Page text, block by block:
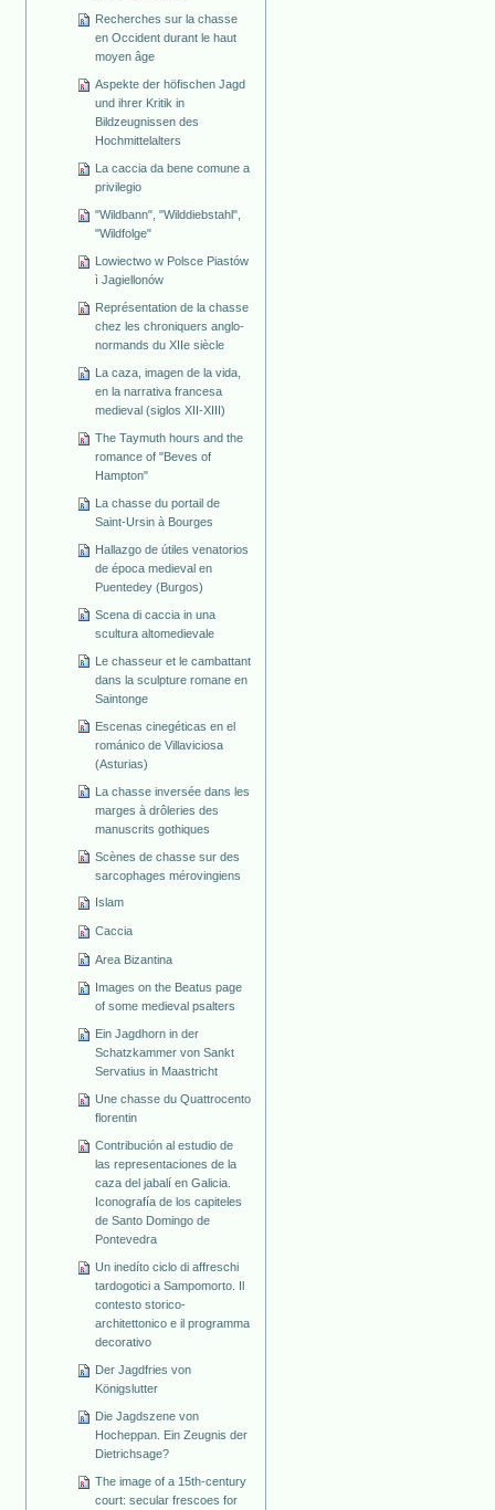
Recherches sur la chasse
en Occident durant le haut
moyen âge
Aspekte der höfischen Jagd
und ihrer Kritik in
Bildzeugnissen des
Hochmittelalters
La caccia da bene comune a
privilegio
"Wildbann", "Wilddiebstahl",
"Wildfolge"
Lowiectwo w Polsce Piastów
ì Jagiellonów
Représentation de la chasse
chez les chroniquers anglo-
normands du XIIe siècle
La caza, imagen de la vida,
en la narrativa francesa
medieval (siglos XII-XIII)
The Taymuth hours and the
romance of "Beves of
Hampton"
La chasse du portail de
Saint-Ursin à Bourges
Hallazgo de útiles venatorios
de época medieval en
Puentedey (Burgos)
Scena di caccia in una
scultura altomedievale
Le chasseur et le cambattant
dans la sculpture romane en
Saintonge
Escenas cinegéticas en el
románico de Villaviciosa
(Asturias)
La chasse inversée dans les
marges à drôleries des
manuscrits gothiques
Scènes de chasse sur des
sarcophages mérovingiens
Islam
Caccia
Area Bizantina
Images on the Beatus page
of some medieval psalters
Ein Jagdhorn in der
Schatzkammer von Sankt
Servatius in Maastricht
Une chasse du Quattrocento
florentin
Contribución al estudio de
las representaciones de la
caza del jabalí en Galicia.
Iconografía de los capiteles
de Santo Domingo de
Pontevedra
Un inedíto ciclo di affreschi
tardogotici a Sampomorto. Il
contesto storico-
architettonico e il programma
decorativo
Der Jagdfries von
Königslutter
Die Jagdszene von
Hocheppan. Ein Zeugnis der
Dietrichsage?
The image of a 15th-century
court: secular frescoes for